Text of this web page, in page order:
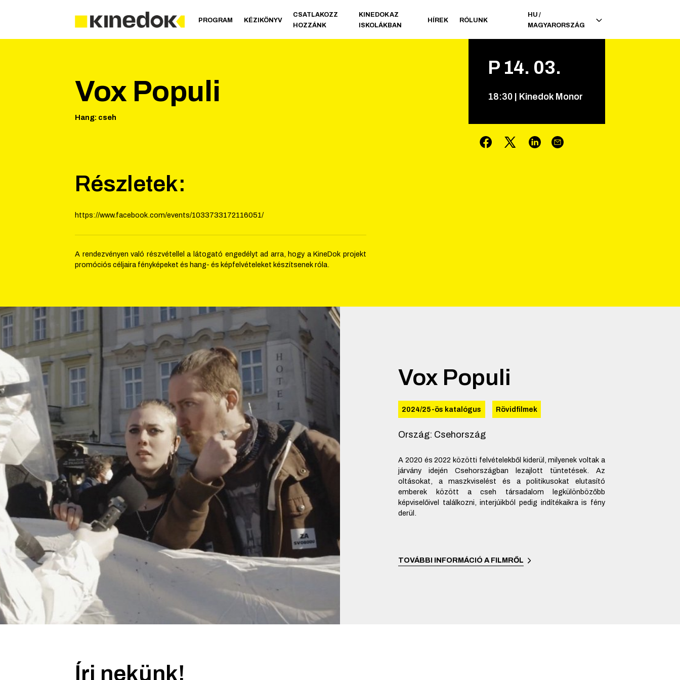
PROGRAM KÉZIKÖNYV
CSATLAKOZZ
HOZZÁNK
KINEDOK AZ
ISKOLÁKBAN
HÍREK RÓLUNK
HU /
MAGYARORSZÁG
Vox Populi
Hang: cseh
Részletek:
https://www.facebook.com/events/1033733172116051/
A rendezvényen való részvétellel a látogató engedélyt ad arra, hogy a KineDok projekt
promóciós céljaira fényképeket és hang- és képfelvételeket készítsenek róla.
P 14. 03.
18:30| Kinedok Monor
Vox Populi
2024/25-ös katalógus Rövidfilmek
Ország: Csehország
A 2020 és 2022 közötti felvételekből kiderül, milyenek voltak a
járvány idején Csehországban lezajlott tüntetések. Az
oltásokat, a maszkviselést és a politikusokat elutasító
emberek között a cseh társadalom legkülönbözőbb
képviselőivel találkozni, interjúikból pedig indítékaikra is fény
derül.
TOVÁBBI INFORMÁCIÓ A FILMRŐL
Írj nekünk!